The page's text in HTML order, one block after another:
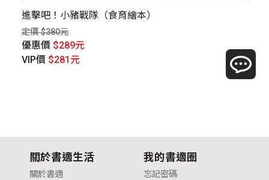
進擊吧！小豬戰隊（食育繪本）
定價 $380元
優惠價 $289元
VIP價 $281元
關於書適生活
關於書適
我的書適圈
忘記密碼